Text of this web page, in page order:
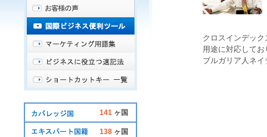
クロスインデック
用途に対応して
ブルガリア人 ネイ
141 ヶ国
138 ヶ国